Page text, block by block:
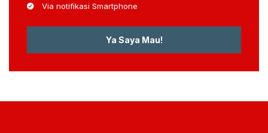
Via notifikasi Smartphone
Ya Saya Mau!